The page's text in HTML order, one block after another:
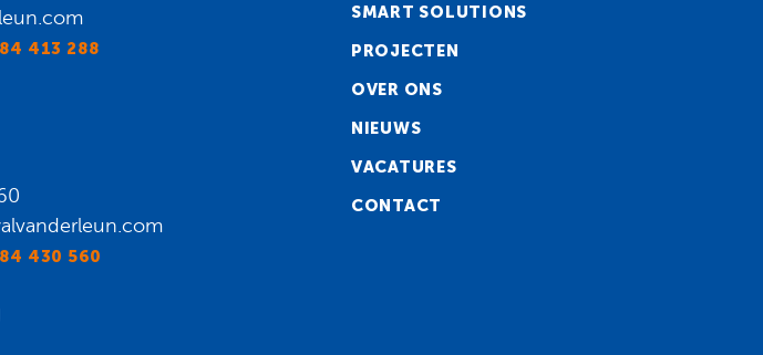
413 288
430 560
SMART SOLUTIONS
PROJECTEN
OVER ONS
NIEUWS
VACATURES
CONTACT